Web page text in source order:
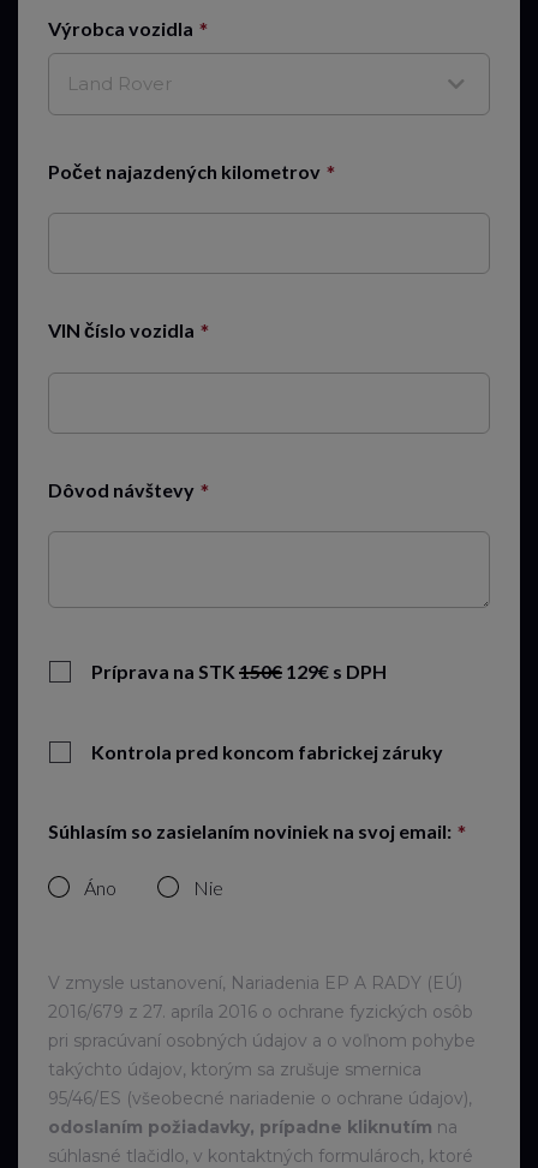
Výrobca vozidla
Land Rover
Počet najazdených kilometrov
VIN číslo vozidla
Dôvod návštevy
Príprava na STK 150€ 129€ s DPH
Kontrola pred koncom fabrickej záruky
Súhlasím so zasielaním noviniek na svoj email:
Áno Nie
V zmysle ustanovení, Nariadenia EP A RADY (EÚ)
2016/679 z 27. apríla 2016 o ochrane fyzických osôb
pri spracúvaní osobných údajov a o voľnom pohybe
takýchto údajov, ktorým sa zrušuje smernica
95/46/ES (všeobecné nariadenie o ochrane údajov),
odoslaním požiadavky, prípadne kliknutím na
súhlasné tlačidlo, v kontaktných formulároch, ktoré